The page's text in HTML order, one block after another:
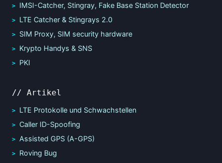
IMSI-Catcher, Stingray, Fake Base Station Detector
LTE Catcher & Stingrays 2.0
SIM Proxy, SIM security hardware
Krypto Handys & SNS
PKI
// Artikel
LTE Protokolle und Schwachstellen
Caller ID-Spoofing
Assisted GPS (A-GPS)
Roving Bug